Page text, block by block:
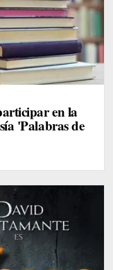
en la
'Palabras de